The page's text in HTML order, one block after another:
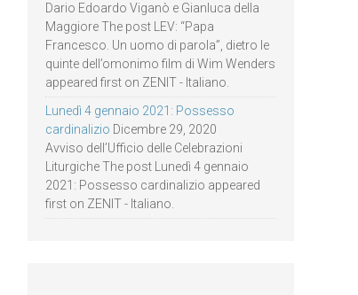
Dario Edoardo Viganò e Gianluca della
Maggiore The post LEV: “Papa
Francesco. Un uomo di parola”, dietro le
quinte dell’omonimo film di Wim Wenders
appeared first on ZENIT - Italiano.
Lunedì 4 gennaio 2021: Possesso
cardinalizio Dicembre 29, 2020
Avviso dell’Ufficio delle Celebrazioni
Liturgiche The post Lunedì 4 gennaio
2021: Possesso cardinalizio appeared
first on ZENIT - Italiano.